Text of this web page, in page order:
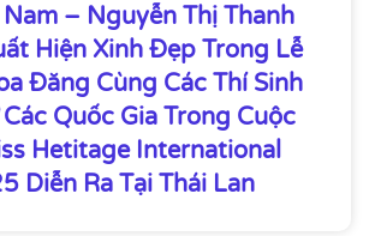
– Nguyễn Thị Thanh
Hiện Xinh Đẹp Trong Lễ
Đăng Cùng Các Thí Sinh
Quốc Gia Trong Cuộc
Hetitage International
Diễn Ra Tại Thái Lan